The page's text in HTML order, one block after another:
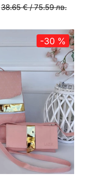
38.65 €/75.59 лв.
-30 %